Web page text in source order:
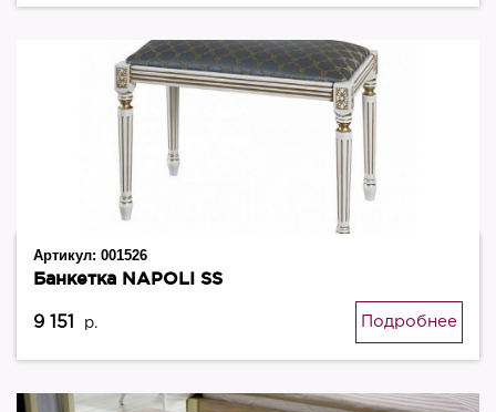
Артикул: 001526
Банкетка NAPOLI SS
9 151 р. Подробнее